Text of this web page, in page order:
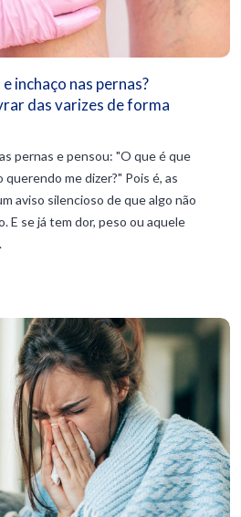
inchaço nas pernas?
das varizes de forma
pernas e pensou: "O que é que
me dizer?" Pois é, as
aviso silencioso de que algo não
E se já tem dor, peso ou aquele